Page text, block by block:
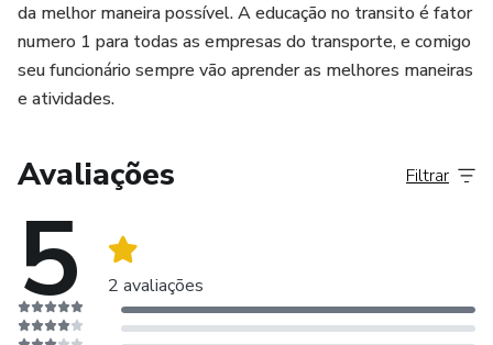
da melhor maneira possível. A educação no transito é fator
numero 1 para todas as empresas do transporte, e comigo
seu funcionário sempre vão aprender as melhores maneiras
e atividades.
Avaliações
5 2 avaliações
Filtrar